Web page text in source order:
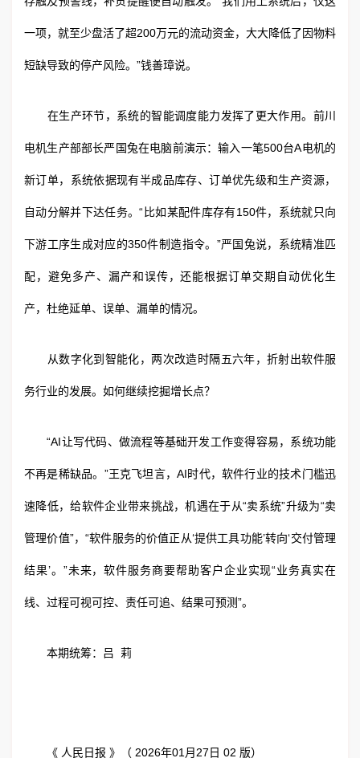
一项，就至少盘活了超200万元的流动资金，大大降低了因物料
短缺导致的停产风险。”钱善璋说。
在生产环节，系统的智能调度能力发挥了更大作用。前川
电机生产部部长严国兔在电脑前演示：输入一笔500台A电机的
新订单，系统依据现有半成品库存、订单优先级和生产资源，
自动分解并下达任务。“比如某配件库存有150件，系统就只向
下游工序生成对应的350件制造指令。”严国兔说，系统精准匹
配，避免多产、漏产和误传，还能根据订单交期自动优化生
产，杜绝延单、误单、漏单的情况。
从数字化到智能化，两次改造时隔五六年，折射出软件服
务行业的发展。如何继续挖掘增长点？
“AI让写代码、做流程等基础开发工作变得容易，系统功能
不再是稀缺品。”王克飞坦言，AI时代，软件行业的技术门槛迅
速降低，给软件企业带来挑战，机遇在于从“卖系统”升级为“卖
管理价值”，“软件服务的价值正从‘提供工具功能’转向‘交付管理
结果’。”未来，软件服务商要帮助客户企业实现“业务真实在
线、过程可视可控、责任可追、结果可预测”。
本期统筹：吕 莉
《 人民日报 》（ 2026年01月27日 02 版）